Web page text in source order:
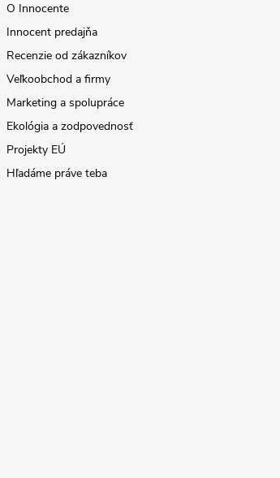
O Innocente
Innocent predajňa
Recenzie od zákazníkov
Veľkoobchod a firmy
Marketing a spolupráce
Ekológia a zodpovednosť
Projekty EÚ
Hľadáme práve teba